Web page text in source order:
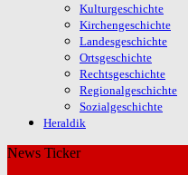
Kulturgeschichte
Kirchengeschichte
Landesgeschichte
Ortsgeschichte
Rechtsgeschichte
Regionalgeschichte
Sozialgeschichte
Heraldik
News Ticker